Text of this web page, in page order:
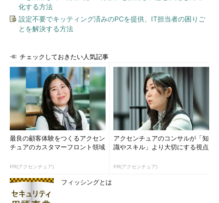
る。「メールが届かないんですが、嫌われたのでしょうか」とい
う内容で1通来て、さらに次のメールが到着した。
どうも私のパソコンの調子が悪いみたいで
す。嫌われてメールが途絶えたんじゃなく
て、もしかしたらメールを送ってくれてる
んだけど平田のパソコンが壊れてて受信で
きてないのかも。。送信は出来てるっぽい
んですが（できてないのかな？これ届いて
ますか？）。えーと、どうにか連絡手段が
欲しいので、一時的に別の場所でやり取り
してください→
****@****chat.net
最初は空メールを送ればいいみたいです。
化する方法
設定不要でキッティング済みのPCを提供、IT担当者の困りご
とを解決する方法
チェックしておきたい人気記事
最良の顧客体験をつくるアクセン
チュアのカスタマーフロント領域
PR(アクセンチュア)
アクセンチュアのコンサルが「知
識やスキル」より大切にする視点
PR(アクセンチュア)
フィッシングとは